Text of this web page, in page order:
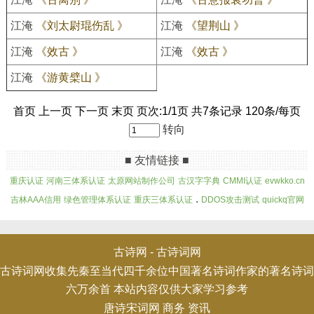
江淹 《刘太尉琨伤乱 》 江淹 《望荆山 》
江淹 《效古 》 江淹 《效古 》
江淹 《游黄檗山 》
首页 上一页 下一页 末页 页次:1/1页 共7条记录 120条/每页
转向
■ 友情链接 ■
重庆认证 河南三体系认证 太原网站制作公司 古汉字字典 CMMI认证 evwkko.cn
吉林AAA信用 绿色管理体系认证 重庆三体系认证 . DDOS攻击测试 quickq官网
古诗网 - 古诗词网
古诗词网收集先秦至当代四千余位中国著名诗词作家的著名诗词
六万余首 本站内容仅供大家学习参考
唐诗宋词网 商务 资讯